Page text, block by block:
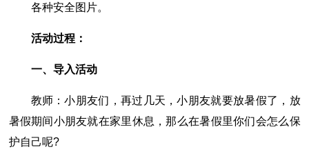
各种安全图片。
活动过程：
一、导入活动
教师：小朋友们，再过几天，小朋友就要放暑假了，放
暑假期间小朋友就在家里休息，那么在暑假里你们会怎么保
护自己呢?